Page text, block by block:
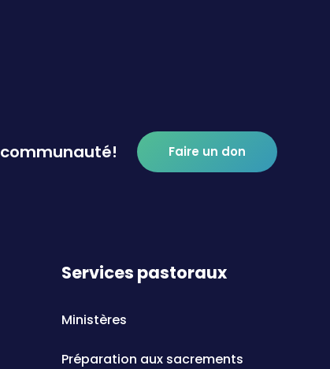
Faire un don
Services pastoraux
Ministères
Préparation aux sacrements